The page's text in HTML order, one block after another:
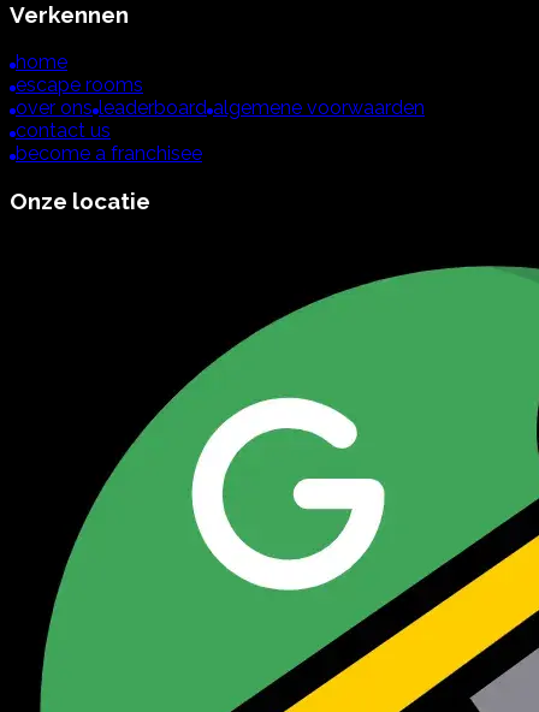
Verkennen
home
escape rooms
over ons leaderboard algemene voorwaarden
contact us
become a franchisee
Onze locatie